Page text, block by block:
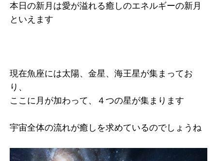
本日の新月は愛が溢れる癒しのエネルギーの新月
といえます
現在魚座には太陽、金星、海王星が集まってお
り、
ここに月が加わって、４つの星が集まります
宇宙全体の流れが癒しを求めているのでしょうね